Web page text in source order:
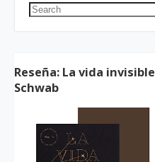
Reseña: La vida
Schwab